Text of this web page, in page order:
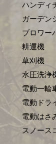
ハンディ
ガーデン
ブロワー
耕運機
草刈機
水圧洗浄
電動一輪
電動ドラ
電動はさ
スノース